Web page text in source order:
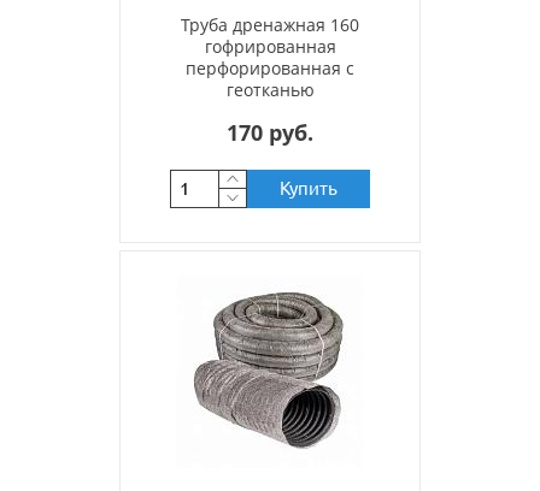
Труба дренажная 160
гофрированная
перфорированная с
геотканью
170 руб.
Купить